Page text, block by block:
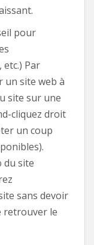
pour
Par
un site web à
site sur une
cliquez droit
un coup
du site
sans devoir
retrouver le